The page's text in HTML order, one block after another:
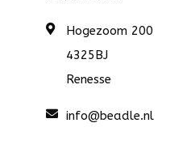
Hogezoom 200
4325BJ
Renesse
info@beadle.nl